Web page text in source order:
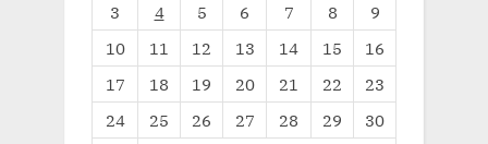
3
4 5 6 7 8
9
10
11 12 13 14 15
16
17
18 19 20 21 22
23
24
25 26 27 28 29
30